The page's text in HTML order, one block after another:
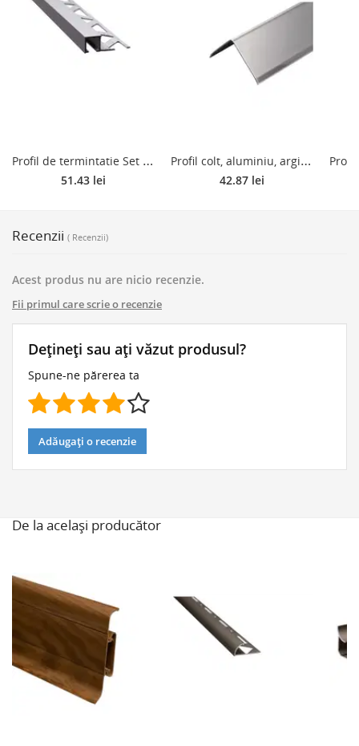
P
rofil de termintatie Set S88, din aluminiu, patrat, argintiu, 10 mm
51.43 lei
P
rofil colt, aluminiu, argintiu lucios, 20 x 20 mm, 2 m
42.87 lei
Recenzii ( Recenzii)
Acest produs nu are nicio recenzie.
Fii primul care scrie o recenzie
Dețineți sau ați văzut produsul?
Spune-ne părerea ta
Adăugați o recenzie
De la același producător